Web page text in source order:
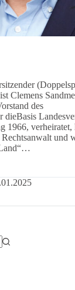
Clemens
des
dieBasis
1966, verheiratet,
und